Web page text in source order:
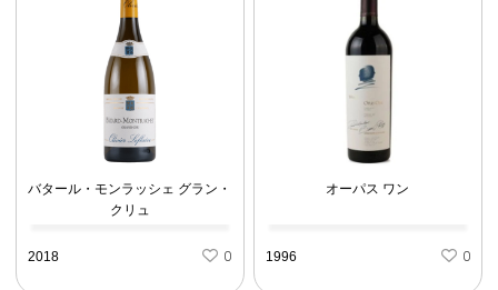
バタール・モンラッシェ グラン・
クリュ
2018 0
オーパス ワン
1996 0